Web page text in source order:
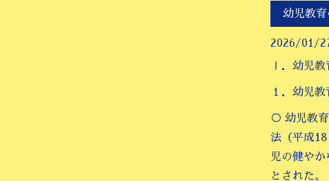
幼児教
2026/01/
Ⅰ．幼児教
１．幼児
○ 幼児教育
法（平成
児の健や
とされた。